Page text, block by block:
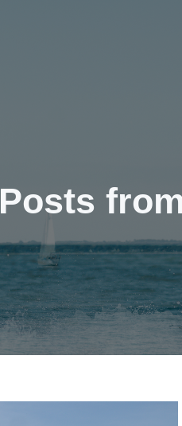
Posts